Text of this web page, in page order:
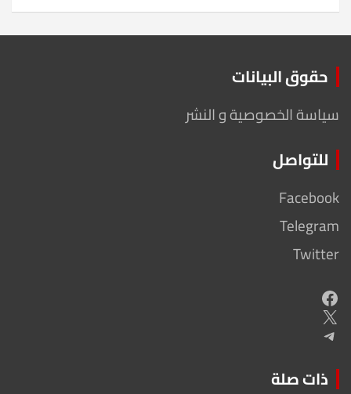
حقوق البيانات
سياسة الخصوصية و النشر
للتواصل
Facebook
Telegram
Twitter
Facebook
X
Telegram
ذات صلة